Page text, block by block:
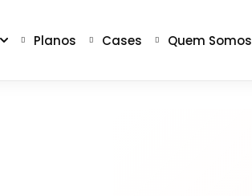
Planos Cases Quem Somos